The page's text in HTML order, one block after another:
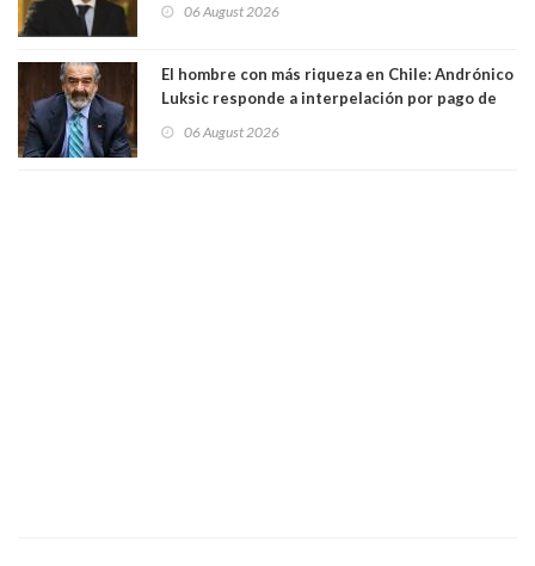
06 August 2026
El hombre con más riqueza en Chile: Andrónico
Luksic responde a interpelación por pago de
día que me muera”
06 August 2026